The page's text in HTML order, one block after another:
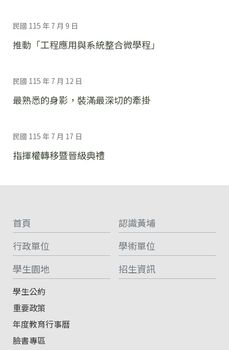
民國 115 年 7 月 9 日
推動「工程應用與系統整合微學程」
民國 115 年 7 月 12 日
最熟悉的身影，裝滿最深切的牽掛
民國 115 年 7 月 17 日
指揮權轉移暨晉級典禮
首頁
認識黃埔
行政單位
學術單位
學生園地
學生公約
重要政策
年度教育行事曆
臉書專區
招生資訊